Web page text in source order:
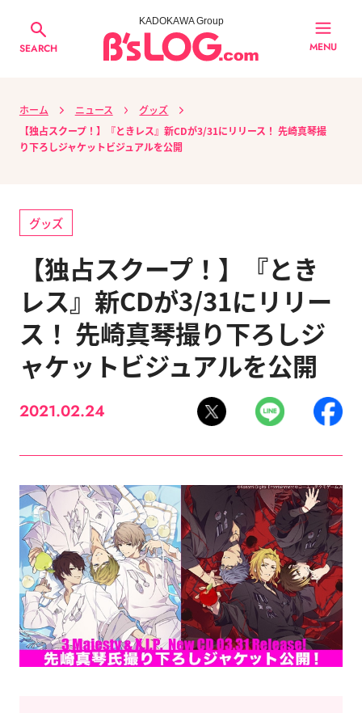
SEARCH
KADOKAWA Group
MENU
ホーム ニュース
グッズ
【独占スクープ！】『ときレス』新CDが3/31にリリース！ 先崎真琴撮
り下ろしジャケットビジュアルを公開
グッズ
【独占スクープ！】『とき
レス』新CDが3/31にリリー
ス！ 先崎真琴撮り下ろしジ
ャケットビジュアルを公開
2021.02.24